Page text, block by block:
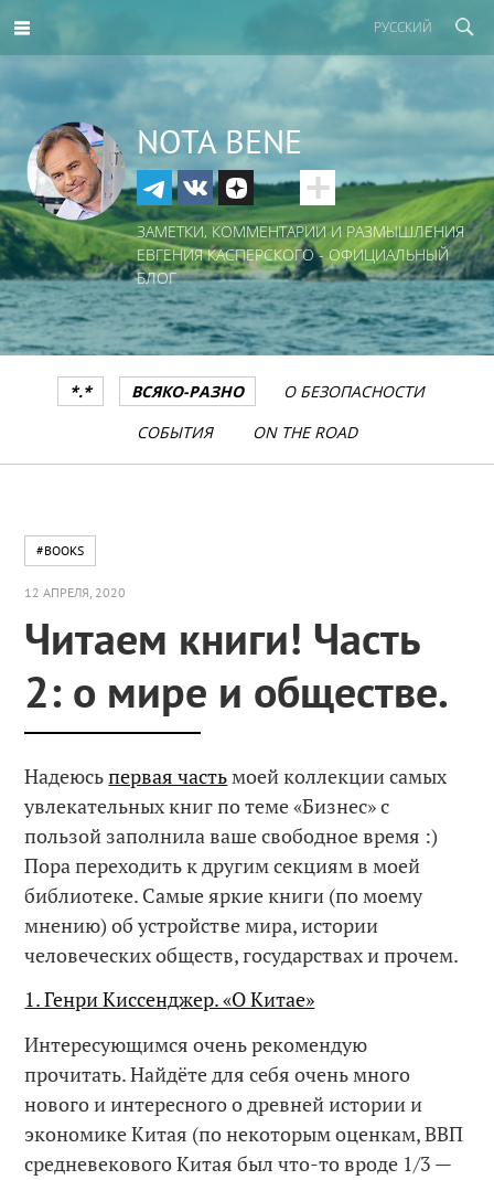
РУССКИЙ
NOTA BENE
ЗАМЕТКИ, КОММЕНТАРИИ И РАЗМЫШЛЕНИЯ
ЕВГЕНИЯ КАСПЕРСКОГО - ОФИЦИАЛЬНЫЙ
БЛОГ
*.* ВСЯКО-РАЗНО
О БЕЗОПАСНОСТИ
СОБЫТИЯ
ON THE ROAD
#BOOKS
12 АПРЕЛЯ, 2020
Читаем книги! Часть
2: о мире и обществе.
Надеюсьпервая частьмоей коллекции самых
увлекательных книг по теме «Бизнес» с
пользой заполнила ваше свободное время :)
Пора переходить к другим секциям в моей
библиотеке. Самые яркие книги (по моему
мнению) об устройстве мира, истории
человеческих обществ, государствах и прочем.
1. Генри Киссенджер. «О Китае»
Интересующимся очень рекомендую
прочитать. Найдёте для себя очень много
нового и интересного о древней истории и
экономике Китая (по некоторым оценкам, ВВП
средневекового Китая был что-то вроде 1/3 —